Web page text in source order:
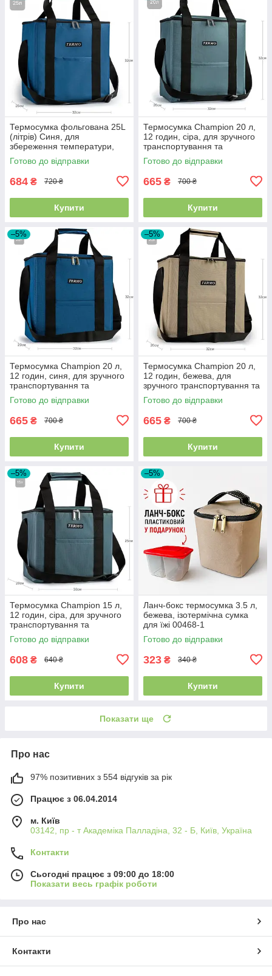
Термосумка фольгована 25L
(літрів) Синя, для
збереження температури,
Україна
Готово до відправки
684 ₴ 720 ₴
Купити
Термосумка Champion 20 л,
12 годин, сіра, для зручного
транспортування та
зберігання продуктів,
CHM00458-20
Готово до відправки
665 ₴ 700 ₴
Купити
–5%
Термосумка Champion 20 л,
12 годин, синя, для зручного
транспортування та
зберігання продуктів,
CHM00459-20
Готово до відправки
665 ₴ 700 ₴
Купити
–5%
Термосумка Champion 20 л,
12 годин, бежева, для
зручного транспортування та
зберігання продуктів,
CHM00457-20
Готово до відправки
665 ₴ 700 ₴
Купити
–5%
Термосумка Champion 15 л,
12 годин, сіра, для зручного
транспортування та
зберігання продуктів, 00458-
15
Готово до відправки
608 ₴ 640 ₴
Купити
–5%
Ланч-бокс термосумка 3.5 л,
бежева, ізотермічна сумка
для їжі 00468-1
Готово до відправки
323 ₴ 340 ₴
Купити
Показати ще
Про нас
97% позитивних з 554 відгуків за рік
Працює з 06.04.2014
м. Київ
03142, пр - т Академіка Палладіна, 32 - Б, Київ, Україна
Контакти
Сьогодні працює з 09:00 до 18:00
Показати весь графік роботи
Про нас
Контакти